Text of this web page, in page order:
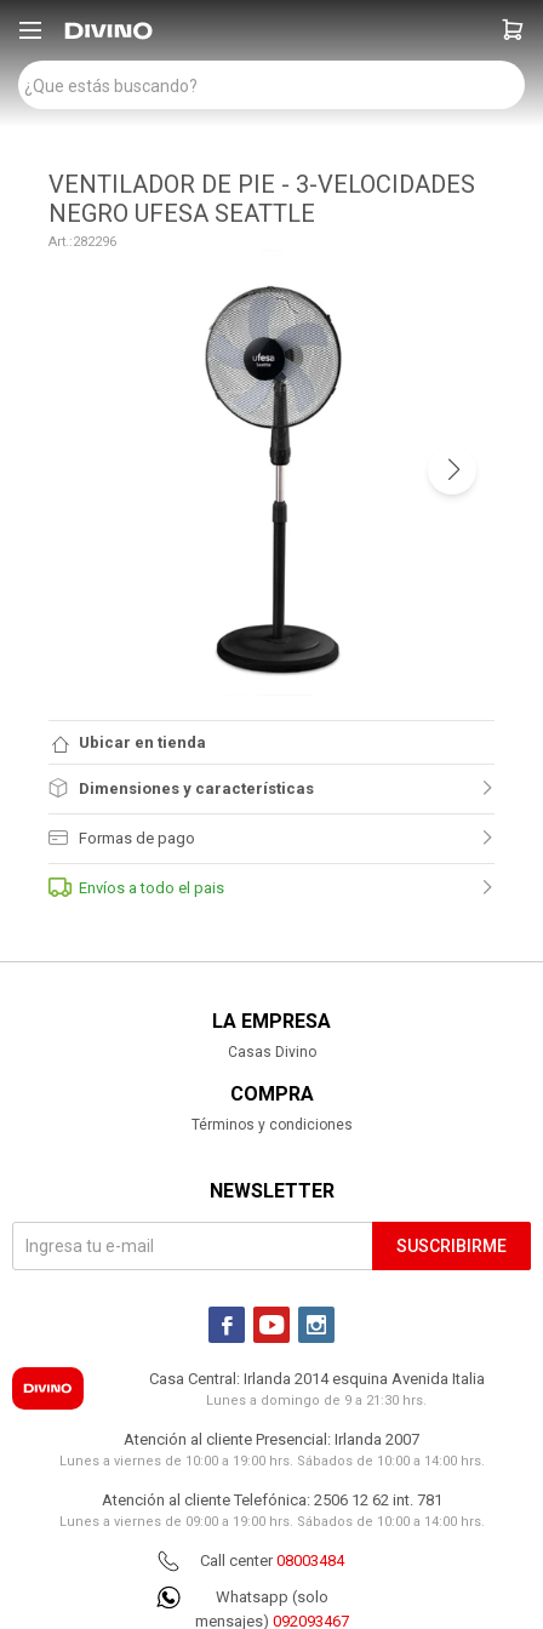

VENTILADOR DE PIE - 3-VELOCIDADES
NEGRO UFESA SEATTLE
282296
Ubicar en tienda
Dimensiones y características
Formas de pago
Envíos a todo el pais
LA EMPRESA
Casas Divino
COMPRA
Términos y condiciones
NEWSLETTER
SUSCRIBIRME
  
Casa Central: Irlanda 2014 esquina Avenida Italia
Lunes a domingo de 9 a 21:30 hrs.
Atención al cliente Presencial: Irlanda 2007
Lunes a viernes de 10:00 a 19:00 hrs. Sábados de 10:00 a 14:00 hrs.
Atención al cliente Telefónica: 2506 12 62 int. 781
Lunes a viernes de 09:00 a 19:00 hrs. Sábados de 10:00 a 14:00 hrs.
Call center08003484
Whatsapp (solo
mensajes) 092093467